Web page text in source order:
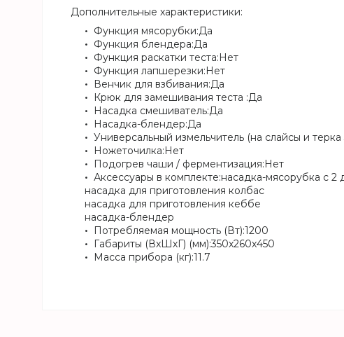
Дополнительные характеристики:
Функция мясорубки:Да
Функция блендера:Да
Функция раскатки теста:Нет
Функция лапшерезки:Нет
Венчик для взбивания:Да
Крюк для замешивания теста :Да
Насадка смешиватель:Да
Насадка-блендер:Да
Универсальный измельчитель (на слайсы и терка
Ножеточилка:Нет
Подогрев чаши / ферментизация:Нет
Аксессуары в комплекте:насадка-мясорубка с
насадка для приготовления колбас
насадка для приготовления кеббе
насадка-блендер
Потребляемая мощность (Вт):1200
Габариты (ВxШхГ) (мм):350x260x450
Масса прибора (кг):11.7